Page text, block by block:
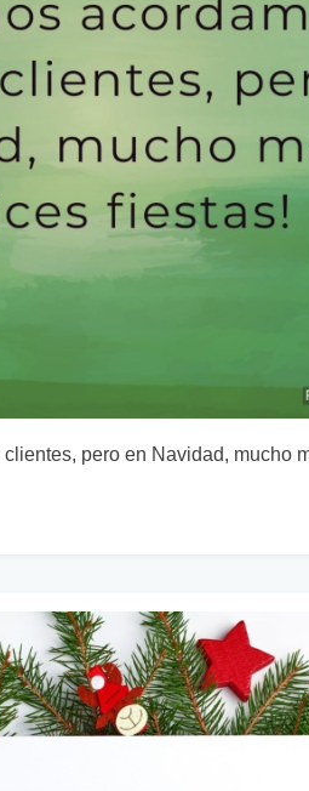
pero en Navidad, mucho